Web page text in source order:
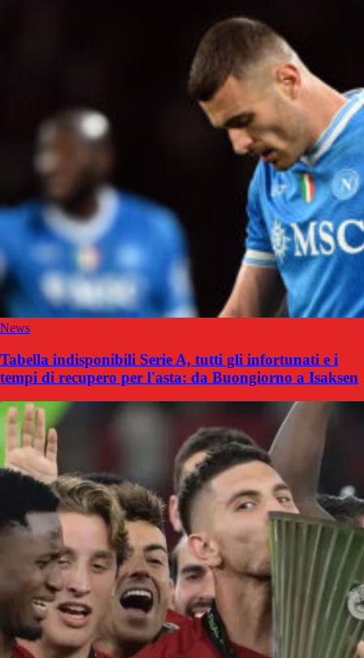
News
Tabella indisponibili Serie A, tutti gli infortunati e i
tempi di recupero per l'asta: da Buongiorno a Isaksen